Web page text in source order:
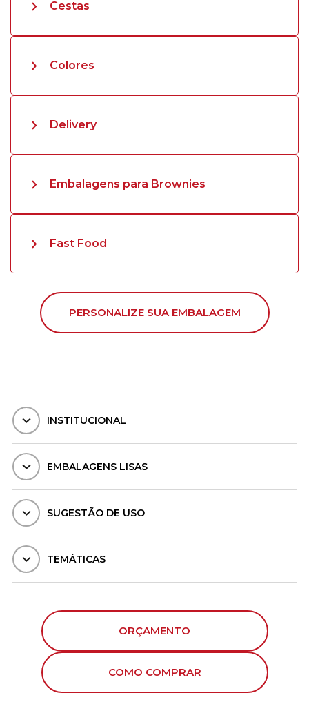
Cestas
Colores
Delivery
Embalagens para Brownies
Fast Food
PERSONALIZE SUA EMBALAGEM
INSTITUCIONAL
EMBALAGENS LISAS
SUGESTÃO DE USO
TEMÁTICAS
ORÇAMENTO
COMO COMPRAR